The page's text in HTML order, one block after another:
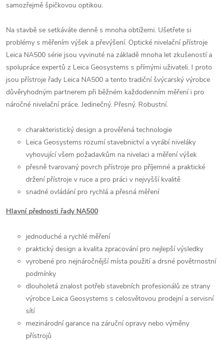
samozřejmě špičkovou optikou.
Na stavbě se setkáváte denně s mnoha obtížemi. Ušetřete si
problémy s měřením výšek a převýšení. Optické nivelační přístroje
Leica NA500 série jsou vyvinuté na základě mnoha let zkušeností a
spolupráce expertů z Leica Geosystems s přímými uživateli. I proto
jsou přístroje řady Leica NA500 a tento tradiční švýcarský výrobce
důvěryhodným partnerem při běžném každodenním měření i pro
náročné nivelační práce. Jedinečný. Přesný. Robustní.
charakteristický design a prověřená technologie
Leica Geosystems rozumí stavebnictví a vyrábí niveláky
vyhovující všem požadavkům na nivelaci a měření výšek
přesně tvarovaný povrch přístroje pro příjemné a praktické
držení přístroje v ruce a pro práci v nejvyšší kvalitě
snadné ovládání pro rychlá a přesná měření
Hlavní přednosti řady NA500
jednoduché a rychlé měření
praktický design a kvalita zpracování pro nejlepší výsledky
vyrobené pro nejnáročnější místa použití a drsné povětrnostní
podmínky
dlouholetá znalost potřeb stavebních profesionálů ze strany
výrobce Leica Geosystems s celosvětovou prodejní a servisní
sítí
mezinárodní garance na záruční opravy nebo výměny
přístrojů